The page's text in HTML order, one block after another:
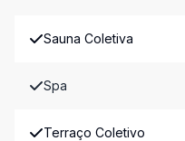
Sauna Coletiva
Spa
Terraço Coletivo